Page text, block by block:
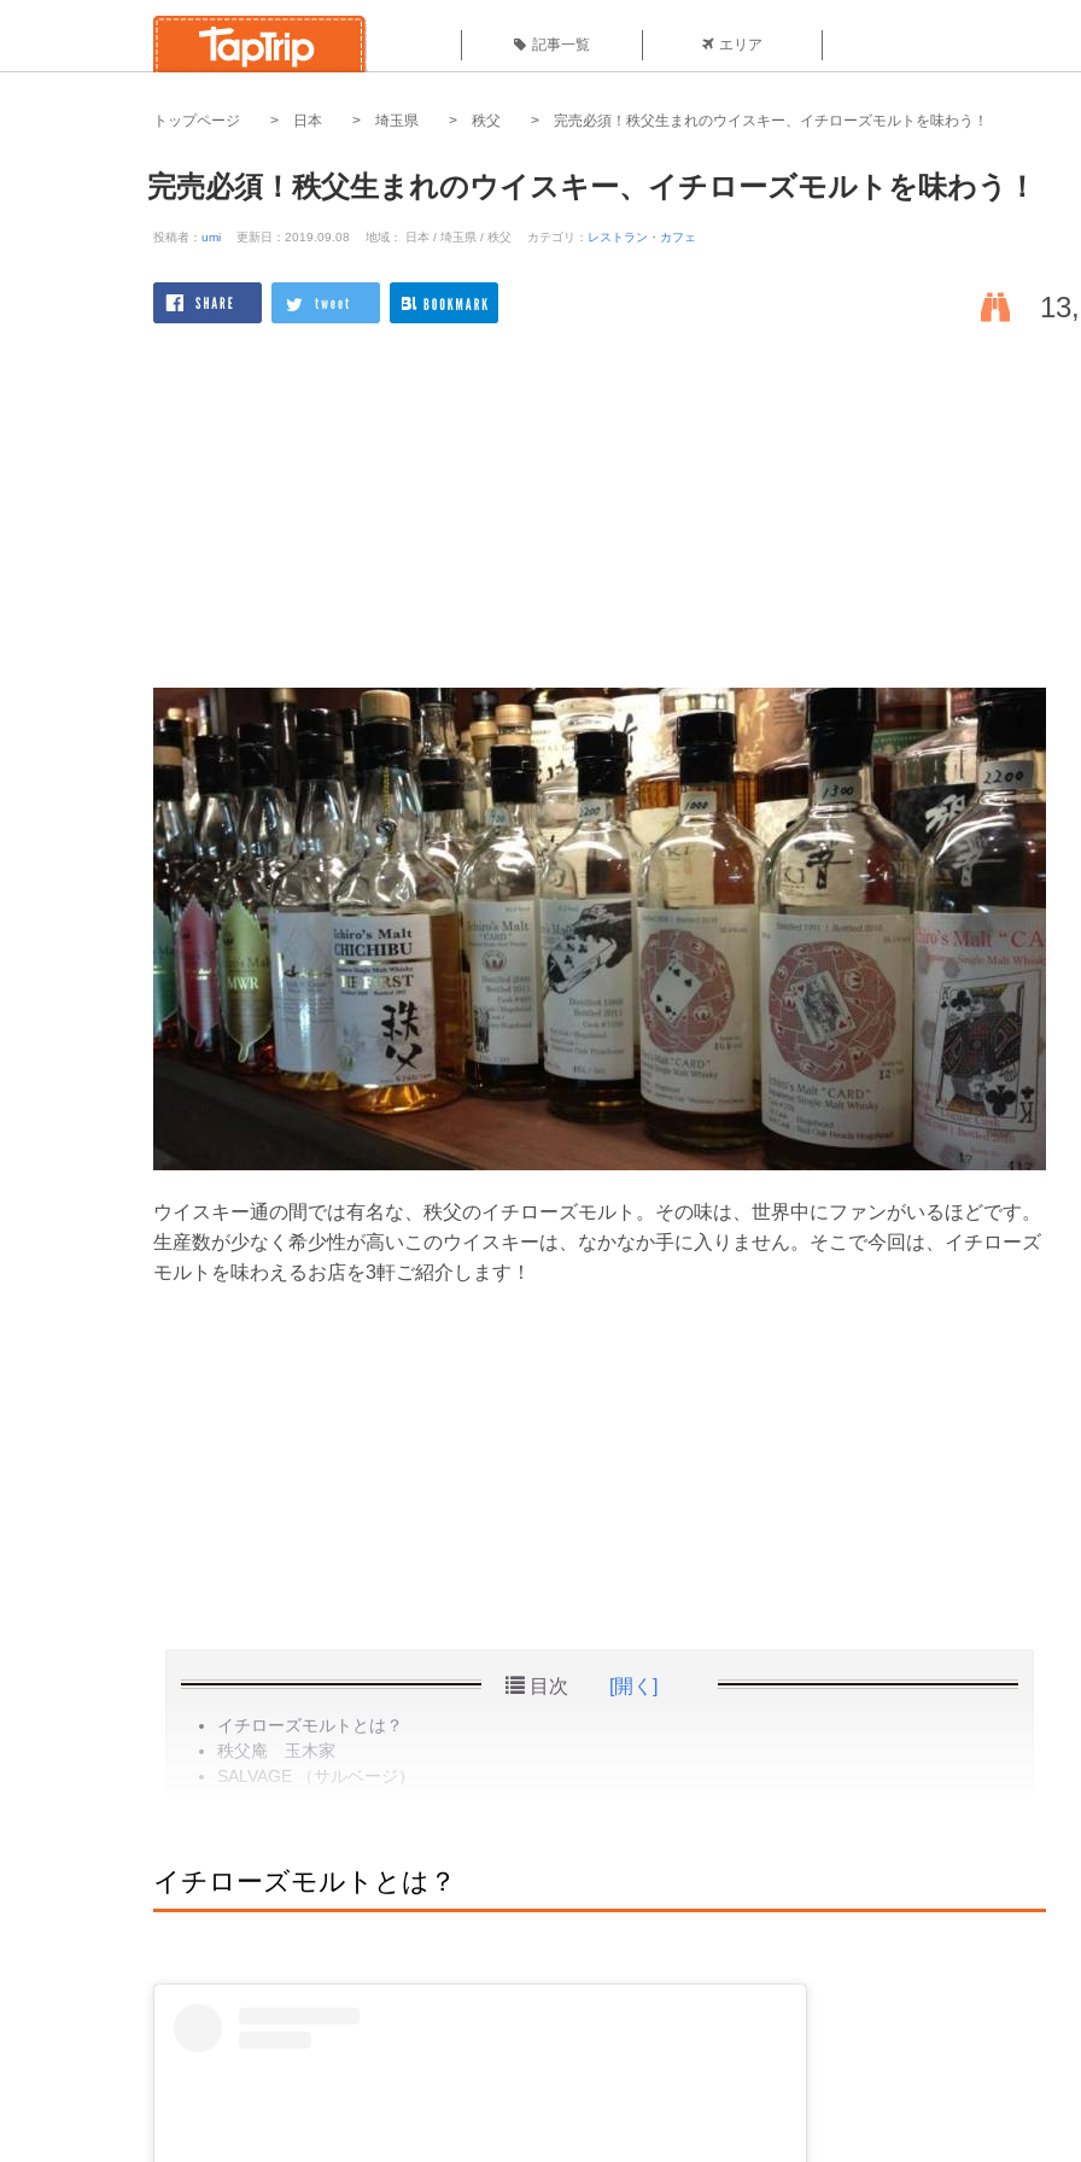
記事一覧 エリア
トップページ 日本 埼玉県 秩父 完売必須！秩父生まれのウイスキー、イチローズモルトを味わう！
完売必須！秩父生まれのウイスキー、イチローズモルトを味わう！
投稿者： umi 更新日：2019.09.08 地域： 日本 / 埼玉県 / 秩父 カテゴリ： レストラン・カフェ
ウイスキー通の間では有名な、秩父のイチローズモルト。その味は、世界中にファンがいるほどです。
生産数が少なく希少性が高いこのウイスキーは、なかなか手に入りません。そこで今回は、イチローズ
モルトを味わえるお店を3軒ご紹介します！
目次 [開く]
イチローズモルトとは？
秩父庵 玉木家
SALVAGE （サルベージ）
イチローズモルトとは？